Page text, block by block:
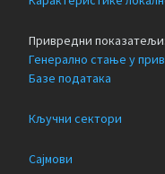
Привредни показатељи:
Генерално стање у
Базе података
Кључни сектори
Сајмови